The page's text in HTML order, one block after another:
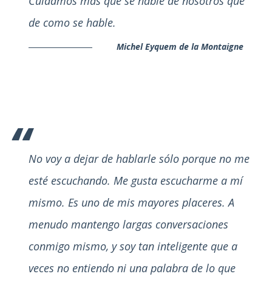
de como se hable.
Michel Eyquem de la Montaigne
No voy a dejar de hablarle sólo porque no me
esté escuchando. Me gusta escucharme a mí
mismo. Es uno de mis mayores placeres. A
menudo mantengo largas conversaciones
conmigo mismo, y soy tan inteligente que a
veces no entiendo ni una palabra de lo que